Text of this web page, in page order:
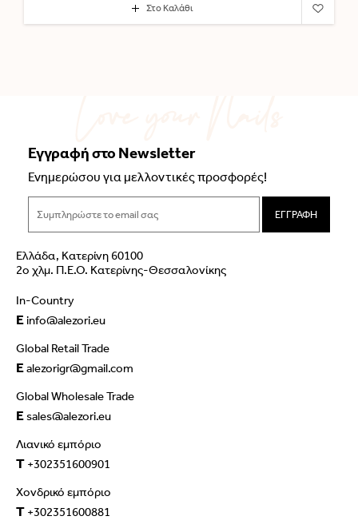
Στο Καλάθι
Ελλάδα, Κατερίνη 60100
2ο χλμ. Π.Ε.Ο. Κατερίνης-Θεσσαλονίκης
In-Country
Einfo@alezori.eu
Global Retail Trade
Ealezorigr@gmail.com
Global Wholesale Trade
Esales@alezori.eu
Λιανικό εμπόριο
T +302351600901
Χονδρικό εμπόριο
T +302351600881
Εγγραφή στο Newsletter
Ενημερώσου για μελλοντικές προσφορές!
ΕΓΓΡΑΦΗ